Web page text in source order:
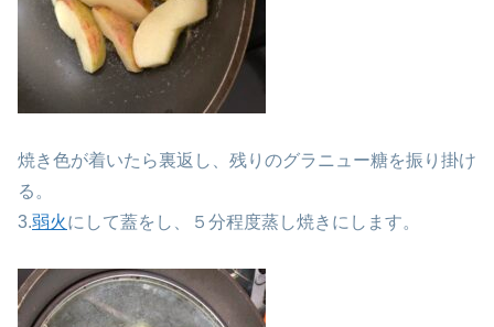
焼き色が着いたら裏返し、残りのグラニュー糖を振り掛け
る。
3.弱火にして蓋をし、５分程度蒸し焼きにします。